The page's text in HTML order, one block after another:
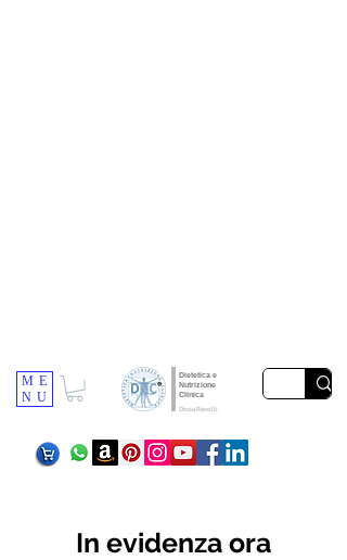
Dietetica e
Nutrizione
Clinica
Dr.ssa Ravelli
ME
NU
In evidenza ora